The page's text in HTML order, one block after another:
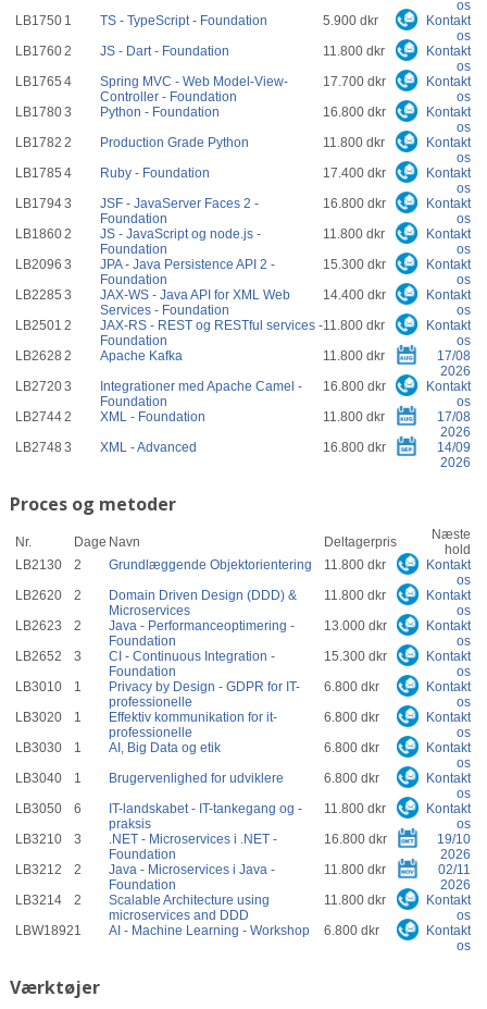
os
LB1750 1 TS - TypeScript - Foundation 5.900 dkr
Kontakt
os
LB17602 JS - Dart - Foundation 11.800 dkr
Kontakt
os
LB1765 4
Spring MVC - Web Model-View-
Controller - Foundation
17.700 dkr
Kontakt
os
LB17803 Python - Foundation 16.800 dkr
Kontakt
os
LB1782 2 Production Grade Python 11.800 dkr
Kontakt
os
LB1785 4 Ruby - Foundation 17.400 dkr
Kontakt
os
LB17943
JSF - JavaServer Faces 2 -
Foundation
16.800 dkr
Kontakt
os
LB18602
JS - JavaScript og node.js -
Foundation
11.800 dkr
Kontakt
os
LB2096 3
JPA - Java Persistence API 2 -
Foundation
15.300 dkr
Kontakt
os
LB2285 3
JAX-WS - Java API for XML Web
Services - Foundation
14.400 dkr
Kontakt
os
LB2501 2
JAX-RS - REST og RESTful services -
Foundation
11.800 dkr
Kontakt
os
LB2628 2 Apache Kafka 11.800 dkr
17/08
2026
LB27203
Integrationer med Apache Camel -
Foundation
16.800 dkr
Kontakt
os
LB27442 XML - Foundation 11.800 dkr
17/08
2026
LB2748 3 XML - Advanced 16.800 dkr
14/09
2026
Proces og metoder
Nr. Dage Navn Deltagerpris
Næste
hold
LB2130
2 Grundlæggende Objektorientering 11.800 dkr
Kontakt
os
LB2620
2
Domain Driven Design (DDD) &
Microservices
11.800 dkr
Kontakt
os
LB2623
2
Java - Performanceoptimering -
Foundation
13.000 dkr
Kontakt
os
LB2652
3
CI - Continuous Integration -
Foundation
15.300 dkr
Kontakt
os
LB3010
1
Privacy by Design - GDPR for IT-
professionelle
6.800 dkr
Kontakt
os
LB3020
1
Effektiv kommunikation for it-
professionelle
6.800 dkr
Kontakt
os
LB3030
1 AI, Big Data og etik 6.800 dkr
Kontakt
os
LB3040
1 Brugervenlighed for udviklere 6.800 dkr
Kontakt
os
LB3050
6
IT-landskabet - IT-tankegang og -
praksis
11.800 dkr
Kontakt
os
LB3210
3
.NET - Microservices i .NET -
Foundation
16.800 dkr
19/10
2026
LB3212
2
Java - Microservices i Java -
Foundation
11.800 dkr
02/11
2026
LB3214
2
Scalable Architecture using
microservices and DDD
11.800 dkr
Kontakt
os
LBW18921 AI - Machine Learning - Workshop 6.800 dkr
Kontakt
os
Værktøjer